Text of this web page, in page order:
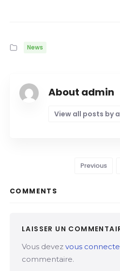
News
About admin
View all posts by
Previous
COMMENTS
LAISSER UN
Vous devez vous
commentaire.